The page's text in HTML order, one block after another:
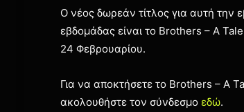
Ο νέος δωρεάν τίτλος για αυτή την
εβδομάδας είναι τo Brothers – A
24 Φεβρουαρίου.
Για να αποκτήσετε το Brothers – A
ακολουθήστε τον σύνδεσμο εδώ.